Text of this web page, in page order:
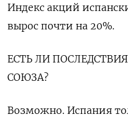
Индекс акций
вырос почти на 20%.
ЕСТЬ ЛИ
СОЮЗА?
Возможно. Испания